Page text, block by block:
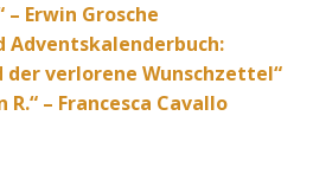
Erwin Grosche
Adventskalenderbuch:
der verlorene Wunschzettel“
R.“ – Francesca Cavallo